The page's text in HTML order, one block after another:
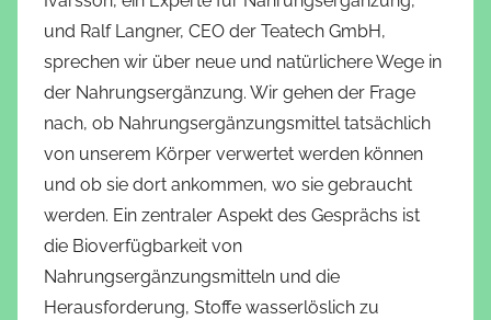
und Ralf Langner, CEO der Teatech GmbH,
sprechen wir über neue und natürlichere Wege in
der Nahrungsergänzung. Wir gehen der Frage
nach, ob Nahrungsergänzungsmittel tatsächlich
von unserem Körper verwertet werden können
und ob sie dort ankommen, wo sie gebraucht
werden. Ein zentraler Aspekt des Gesprächs ist
die Bioverfügbarkeit von
Nahrungsergänzungsmitteln und die
Herausforderung, Stoffe wasserlöslich zu